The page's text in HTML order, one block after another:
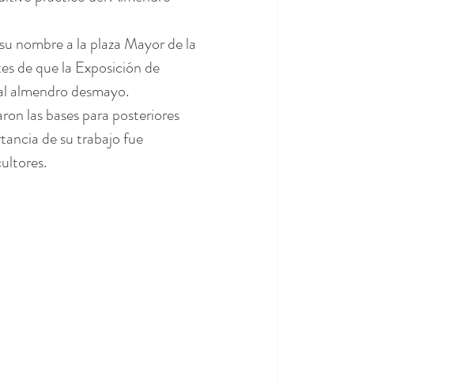
nombre a la plaza Mayor de la
de que la Exposición de
almendro desmayo.
las bases para posteriores
de su trabajo fue